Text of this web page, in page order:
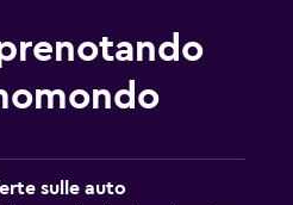
sulle auto